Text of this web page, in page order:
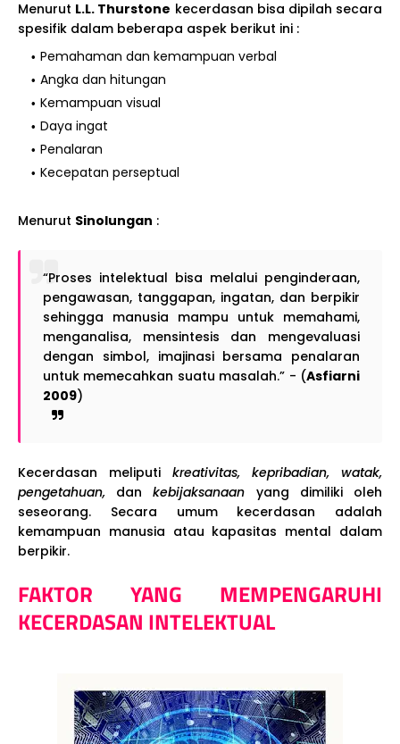
Menurut L.L. Thurstone kecerdasan bisa dipilah secara
spesifik dalam beberapa aspek berikut ini :
Pemahaman dan kemampuan verbal
Angka dan hitungan
Kemampuan visual
Daya ingat
Penalaran
Kecepatan perseptual
Menurut Sinolungan :
“Proses intelektual bisa melalui penginderaan,
pengawasan, tanggapan, ingatan, dan berpikir
sehingga manusia mampu untuk memahami,
menganalisa, mensintesis dan mengevaluasi
dengan simbol, imajinasi bersama penalaran
untuk memecahkan suatu masalah.” - (Asfiarni
2009)
Kecerdasan meliputi kreativitas, kepribadian, watak,
pengetahuan, dan kebijaksanaan yang dimiliki oleh
seseorang. Secara umum kecerdasan adalah
kemampuan manusia atau kapasitas mental dalam
berpikir.
FAKTOR YANG MEMPENGARUHI
KECERDASAN INTELEKTUAL